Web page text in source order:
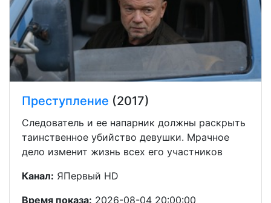
Преступление (2017)
Следователь и ее напарник должны раскрыть
таинственное убийство девушки. Мрачное
дело изменит жизнь всех его участников
Канал: ЯПервый HD
Время показа: 2026-08-04 20:00:00